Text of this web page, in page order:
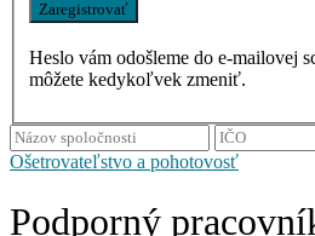
Heslo vám odošleme do e-mailovej
môžete kedykoľvek zmeniť.
Ošetrovateľstvo a pohotovosť
Podporný